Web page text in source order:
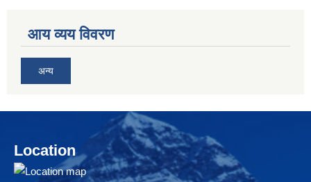
आय व्यय विवरण
अन्य
Location